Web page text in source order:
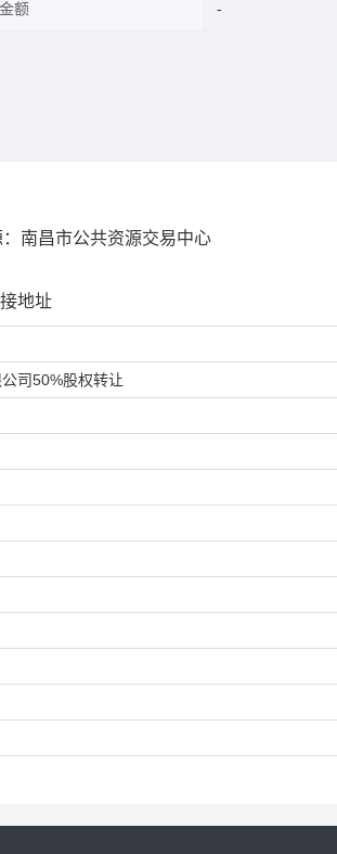
额
南昌市公共资源交易中心
地址
司50%股权转让